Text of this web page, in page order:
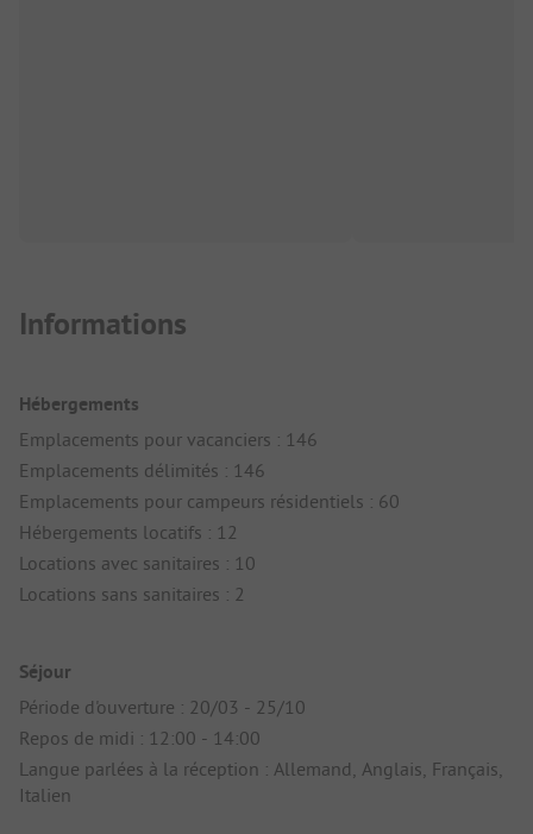
Informations
Hébergements
Emplacements pour vacanciers : 146
Emplacements délimités : 146
Emplacements pour campeurs résidentiels : 60
Hébergements locatifs : 12
Locations avec sanitaires : 10
Locations sans sanitaires : 2
Séjour
Période d'ouverture : 20/03 - 25/10
Repos de midi : 12:00 - 14:00
Langue parlées à la réception : Allemand, Anglais, Français,
Italien